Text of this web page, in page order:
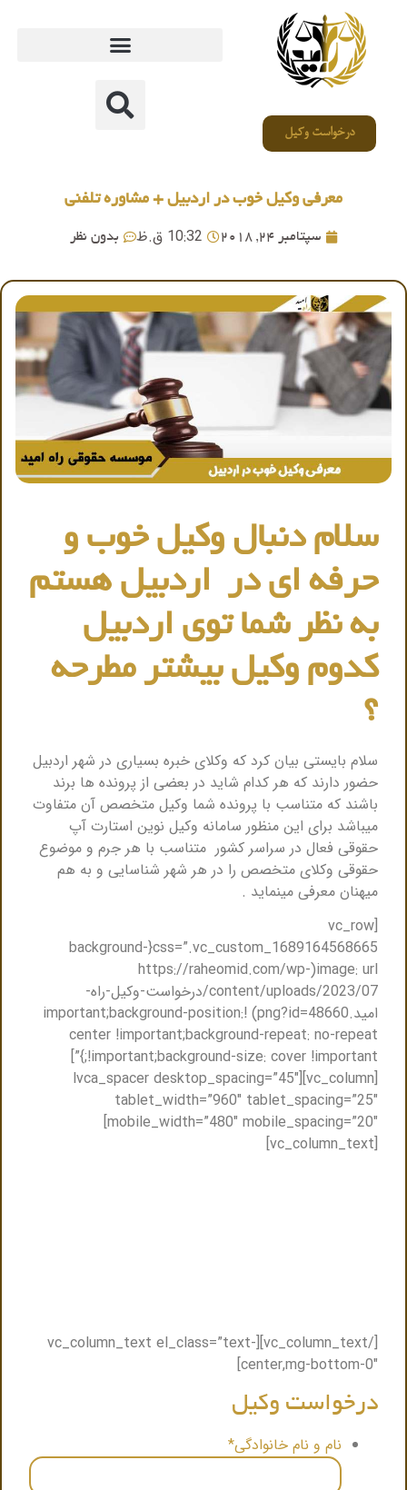
درخواست وکیل
معرفی وکیل خوب در اردبیل + مشاوره تلفنی
سپتامبر 24, 2018 10:32 ق.ظ بدون نظر
سلام دنبال وکیل خوب و
حرفه ای در اردبیل هستم
به نظر شما توی اردبیل
کدوم وکیل بیشتر مطرحه
؟
سلام بایستی بیان کرد که وکلای خبره بسیاری در شهر اردبیل
حضور دارند که هر کدام شاید در بعضی از پرونده ها برند
باشند که متناسب با پرونده شما وکیل متخصص آن متفاوت
میباشد برای این منظور سامانه وکیل نوین استارت آپ
حقوقی فعال در سراسر کشور متناسب با هر جرم و موضوع
حقوقی وکلای متخصص را در هر شهر شناسایی و به هم
میهنان معرفی مینماید .
[vc_row
css=”.vc_custom_1689164568665{background-
image: url(https://raheomid.com/wp-
content/uploads/2023/07/درخواست-وکیل-راه-
امید.png?id=48660) !important;background-position:
center !important;background-repeat: no-repeat
!important;background-size: cover !important;}”]
[vc_column][lvca_spacer desktop_spacing=”45″
tablet_width=”960″ tablet_spacing=”25″
mobile_width=”480″ mobile_spacing=”20″]
[vc_column_text]
[/vc_column_text][vc_column_text el_class=”text-
center,mg-bottom-0″]
درخواست وکیل
نام و نام خانوادگی*